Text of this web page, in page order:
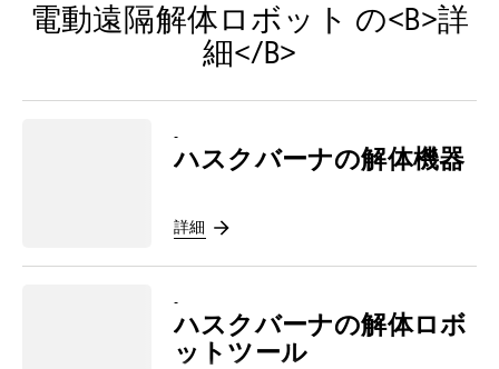
電動遠隔解体ロボット の<B>詳
細</B>
-
ハスクバーナの解体機器
詳細
-
ハスクバーナの解体ロボ
ットツール